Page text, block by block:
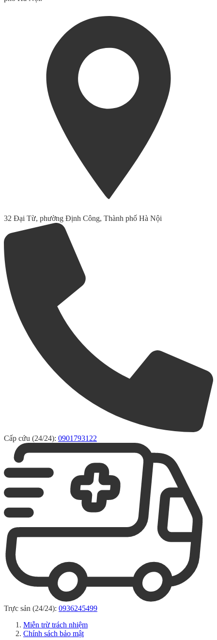
32 Đại Từ, phường Định Công, Thành phố Hà Nội
Cấp cứu (24/24): 0901793122
Trực sản (24/24): 0936245499
Miễn trừ trách nhiệm
Chính sách bảo mật